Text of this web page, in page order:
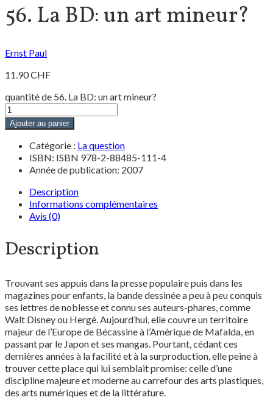
56. La BD: un art mineur?
Ernst Paul
11.90CHF
quantité de 56. La BD: un art mineur?
Ajouter au panier
Catégorie : La question
ISBN: ISBN 978-2-88485-111-4
Année de publication: 2007
Description
Informations complémentaires
Avis (0)
Description
Trouvant ses appuis dans la presse populaire puis dans les
magazines pour enfants, la bande dessinée a peu à peu conquis
ses lettres de noblesse et connu ses auteurs-phares, comme
Walt Disney ou Hergé. Aujourd’hui, elle couvre un territoire
majeur de l’Europe de Bécassine à l’Amérique de Mafalda, en
passant par le Japon et ses mangas. Pourtant, cédant ces
dernières années à la facilité et à la surproduction, elle peine à
trouver cette place qui lui semblait promise: celle d’une
discipline majeure et moderne au carrefour des arts plastiques,
des arts numériques et de la littérature.